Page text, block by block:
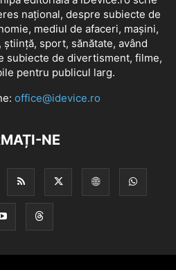
național, despre subiecte de
mediul de afaceri, mașini,
sport, sănătate, având
subiecte de divertisment, filme,
pentru publicul larg.
office@idevice.ro
NE